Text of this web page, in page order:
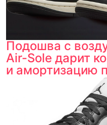
Подошва с
Air-Sole дарит
и амортизацию